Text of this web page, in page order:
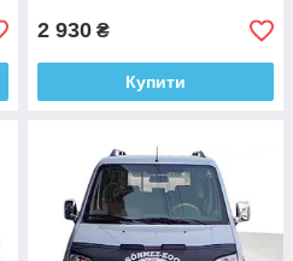
2 930 ₴
Купити